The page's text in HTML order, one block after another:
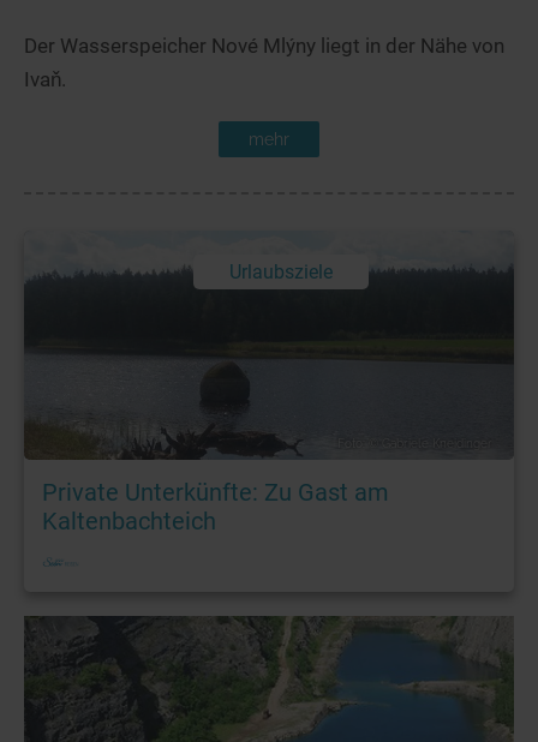
Der Wasserspeicher Nové Mlýny liegt in der Nähe von
Ivaň.
mehr
Urlaubsziele
Private Unterkünfte: Zu Gast am
Kaltenbachteich